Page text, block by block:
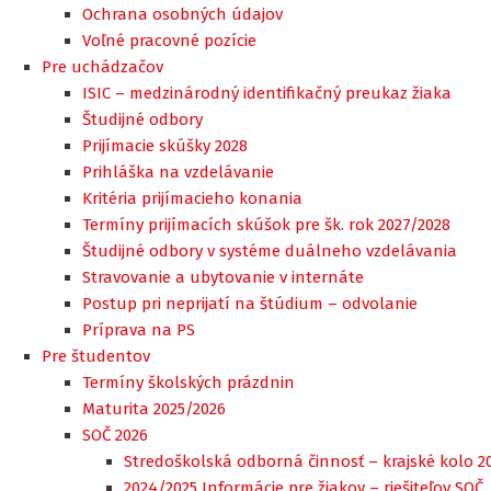
Ochrana osobných údajov
Voľné pracovné pozície
Pre uchádzačov
ISIC – medzinárodný identifikačný preukaz žiaka
Študijné odbory
Prijímacie skúšky 2028
Prihláška na vzdelávanie
Kritéria prijímacieho konania
Termíny prijímacích skúšok pre šk. rok 2027/2028
Študijné odbory v systéme duálneho vzdelávania
Stravovanie a ubytovanie v internáte
Postup pri neprijatí na štúdium – odvolanie
Príprava na PS
Pre študentov
Termíny školských prázdnin
Maturita 2025/2026
SOČ 2026
Stredoškolská odborná činnosť – krajské kolo